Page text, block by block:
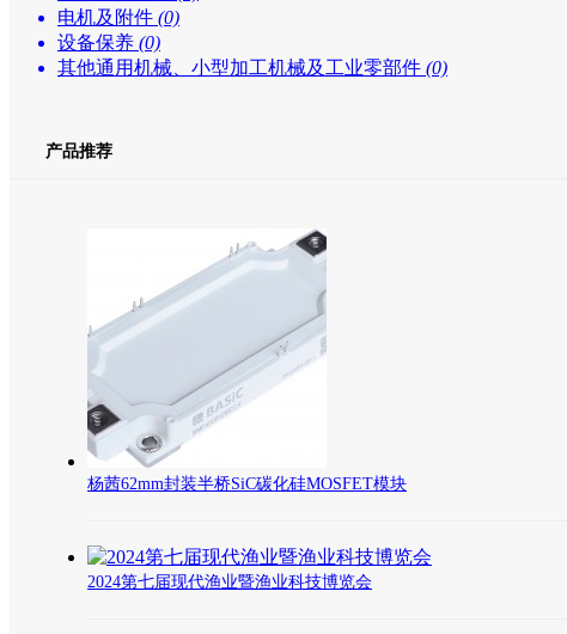
电机及附件 (0)
设备保养 (0)
其他通用机械、小型加工机械及工业零部件 (0)
产品推荐
杨茜62mm封装半桥SiC碳化硅MOSFET模块
2024第七届现代渔业暨渔业科技博览会